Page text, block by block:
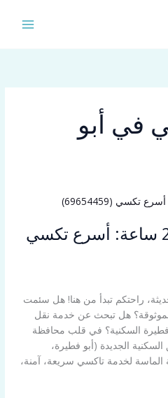
في أبو
تاكسي ابوفطيرة 24 ساعة: أسرع تكسي
راحتكم تبدأ من هنا! هل سئمت
هل تبحث عن خدمة نقل
فطيرة السكنية؟ في قلب محافظة
الجديدة (أبو فطيرة،
الماسة لخدمة تاكسي سريعة، آمنة،